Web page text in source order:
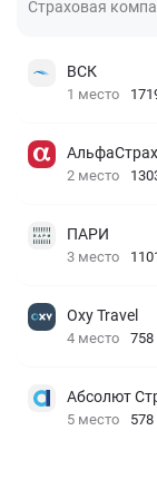
Страховая
ВСК
1 место
2 место
ПАРИ
3 место
Oxy Travel
4 место 758
Абсолют
5 место